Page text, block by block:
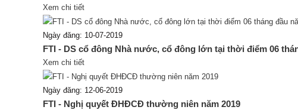
Xem chi tiết
Ngày đăng: 10-07-2019
FTI - DS cổ đông Nhà nước, cổ đông lớn tại thời điểm 06
Xem chi tiết
Ngày đăng: 12-06-2019
FTI - Nghị quyết ĐHĐCĐ thường niên năm 2019